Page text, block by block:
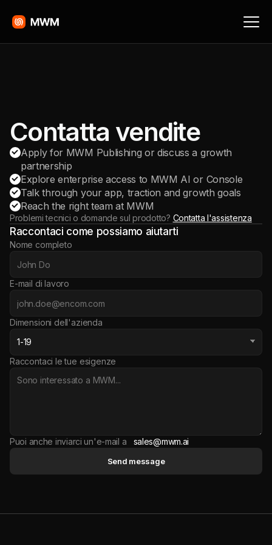
Contatta vendite
Apply for MWM Publishing or discuss a growth
partnership
Explore enterprise access to MWM AI or Console
Talk through your app, traction and growth goals
Reach the right team at MWM
Problemi tecnici o domande sul prodotto? Contatta l'assistenza
Raccontaci come possiamo aiutarti
Website
Nome completo
E-mail di lavoro
Dimensioni dell'azienda
Raccontaci le tue esigenze
Puoi anche inviarci un'e-mail a sales@mwm.ai
Send message